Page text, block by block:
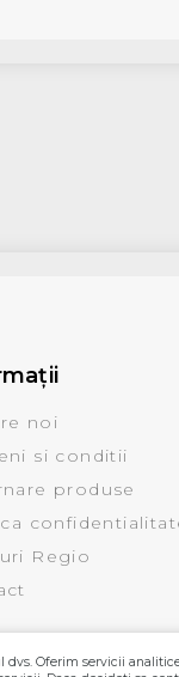
noi
si conditii
produse
Regio
Oferim servicii